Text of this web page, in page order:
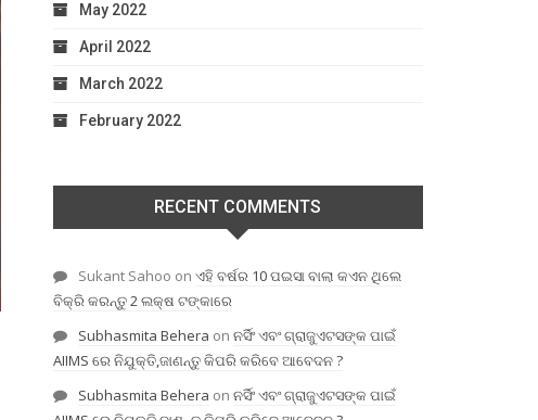
May 2022
April 2022
March 2022
February 2022
RECENT COMMENTS
Sukant Sahoo on ଏହି ବର୍ଷର 10 ପଇସା ବାଲା କଏନ ଥିଲେ
ବିକ୍ରି କରନ୍ତୁ 2 ଲକ୍ଷ ଟଙ୍କାରେ
Subhasmita Behera on ନର୍ସିଂ ଏବଂ ଗ୍ରାଜୁଏଟସଙ୍କ ପାଇଁ
AIIMS ରେ ନିଯୁକ୍ତି,ଜାଣନ୍ତୁ କିପରି କରିବେ ଆବେଦନ ?
Subhasmita Behera on ନର୍ସିଂ ଏବଂ ଗ୍ରାଜୁଏଟସଙ୍କ ପାଇଁ